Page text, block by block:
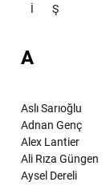
İ Ş
A
Aslı Sarıoğlu
Adnan Genç
Alex Lantier
Ali Rıza Güngen
Aysel Dereli